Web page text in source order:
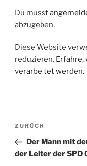
Du musst
abzugeben.
Diese Website
reduzieren. Erfahre,
verarbeitet werden.
Vorheriger
Beitrag
ZURÜCK
Der Mann mit
der Leiter der SPD